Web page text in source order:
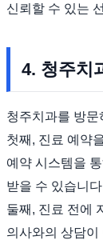
신뢰할 수 있는
4. 청주치
청주치과를 방
첫째, 진료 예약
예약 시스템을
받을 수 있습니
둘째, 진료 전에
의사와의 상담이